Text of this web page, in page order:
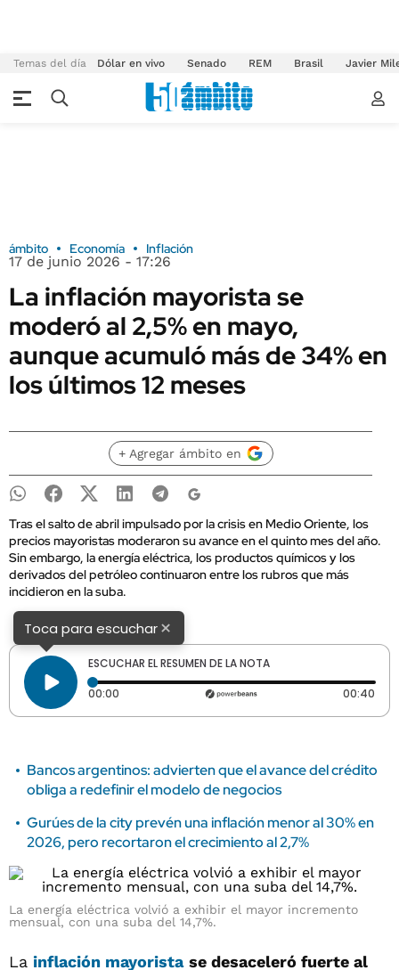
Temas del día Dólar en vivo Senado REM Brasil Javier
ámbito Economía Inflación
17 de junio 2026 - 17:26
La inflación mayorista se
moderó al 2,5% en mayo,
aunque acumuló más de 34% en
los últimos 12 meses
+ Agregar ámbito en
Tras el salto de abril impulsado por la crisis en Medio Oriente, los
precios mayoristas moderaron su avance en el quinto mes del año.
Sin embargo, la energía eléctrica, los productos químicos y los
derivados del petróleo continuaron entre los rubros que más
incidieron en la suba.
Toca para escuchar×
ESCUCHAR EL RESUMEN DE LA NOTA
00:00 Tiempo transcurrido: 0 segundos 00:40
Bancos argentinos: advierten que el avance del crédito
obliga a redefinir el modelo de negocios
Gurúes de la city prevén una inflación menor al 30% en
2026, pero recortaron el crecimiento al 2,7%
La energía eléctrica volvió a exhibir el mayor incremento
mensual, con una suba del 14,7%.
La inflación mayorista se desaceleró fuerte al